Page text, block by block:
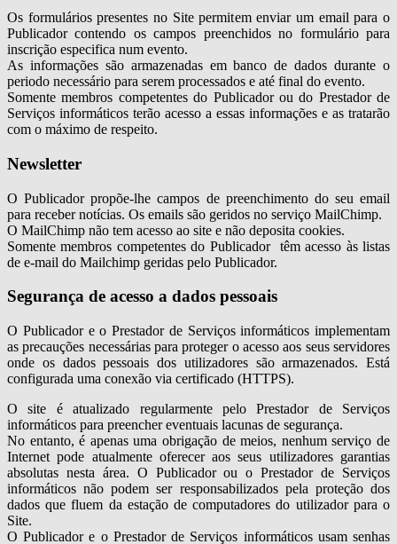
Os formulários presentes no Site permitem enviar um email para o
Publicador contendo os campos preenchidos no formulário para
inscrição especifica num evento.
As informações são armazenadas em banco de dados durante o
periodo necessário para serem processados e até final do evento.
Somente membros competentes do Publicador ou do Prestador de
Serviços informáticos terão acesso a essas informações e as tratarão
com o máximo de respeito.
Newsletter
O Publicador propõe-lhe campos de preenchimento do seu email
para receber notícias. Os emails são geridos no serviço MailChimp.
O MailChimp não tem acesso ao site e não deposita cookies.
Somente membros competentes do Publicador têm acesso às listas
de e-mail do Mailchimp geridas pelo Publicador.
Segurança de acesso a dados pessoais
O Publicador e o Prestador de Serviços informáticos implementam
as precauções necessárias para proteger o acesso aos seus servidores
onde os dados pessoais dos utilizadores são armazenados. Está
configurada uma conexão via certificado (HTTPS).
O site é atualizado regularmente pelo Prestador de Serviços
informáticos para preencher eventuais lacunas de segurança.
No entanto, é apenas uma obrigação de meios, nenhum serviço de
Internet pode atualmente oferecer aos seus utilizadores garantias
absolutas nesta área. O Publicador ou o Prestador de Serviços
informáticos não podem ser responsabilizados pela proteção dos
dados que fluem da estação de computadores do utilizador para o
Site.
O Publicador e o Prestador de Serviços informáticos usam senhas